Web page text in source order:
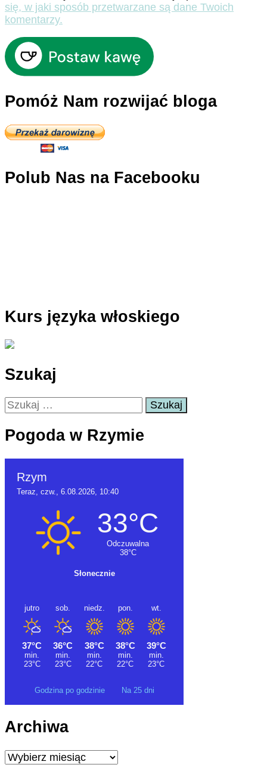
się, w jaki sposób przetwarzane są dane Twoich
komentarzy.
Pomóż Nam rozwijać bloga
Polub Nas na Facebooku
Kurs języka włoskiego
Szukaj
Szukaj:
Pogoda w Rzymie
Godzina po godzinie Na 25 dni
Archiwa
Archiwa